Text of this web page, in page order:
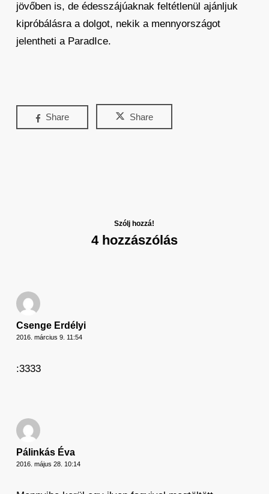
jövőben is, de édesszájúaknak feltétlenül ajánljuk
kipróbálásra a dolgot, nekik a mennyországot
jelentheti a ParadIce.
Share Share
Szólj hozzá!
4 hozzászólás
Csenge Erdélyi
2016. március 9. 11:54
:3333
Pálinkás Éva
2016. május 28. 10:14